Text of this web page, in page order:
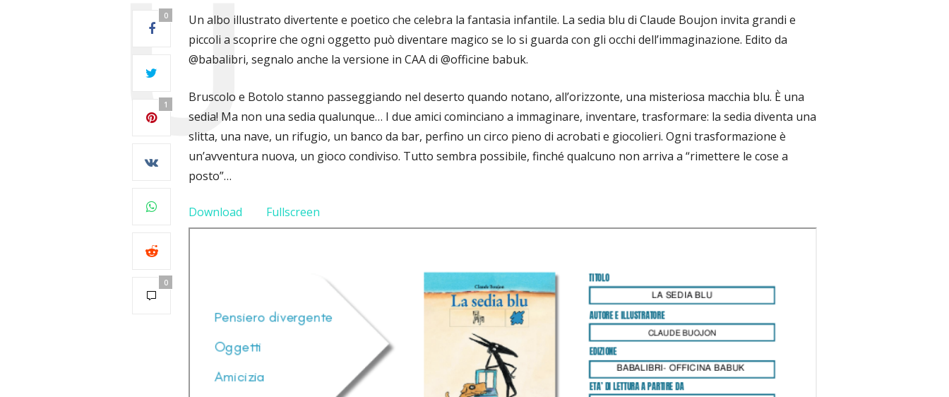
0
1
0
Un albo illustrato divertente e poetico che celebra la fantasia infantile. La sedia blu di Claude Boujon invita grandi e
piccoli a scoprire che ogni oggetto può diventare magico se lo si guarda con gli occhi dell’immaginazione. Edito da
@babalibri, segnalo anche la versione in CAA di @officine babuk.
Bruscolo e Botolo stanno passeggiando nel deserto quando notano, all’orizzonte, una misteriosa macchia blu. È una
sedia! Ma non una sedia qualunque… I due amici cominciano a immaginare, inventare, trasformare: la sedia diventa una
slitta, una nave, un rifugio, un banco da bar, perfino un circo pieno di acrobati e giocolieri. Ogni trasformazione è
un’avventura nuova, un gioco condiviso. Tutto sembra possibile, finché qualcuno non arriva a “rimettere le cose a
posto”…
Download Fullscreen